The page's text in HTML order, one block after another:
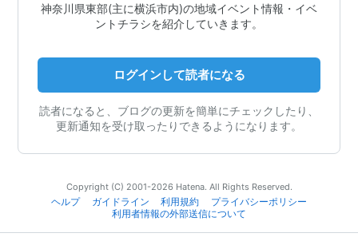
神奈川県東部(主に横浜市内)の地域イベント情報・イベ
ントチラシを紹介していきます。
ログインして読者になる
読者になると、ブログの更新を簡単にチェックしたり、
更新通知を受け取ったりできるようになります。
Copyright (C) 2001-2026 Hatena. All Rights Reserved.
ヘルプ
ガイドライン 利用規約
プライバシーポリシー
利用者情報の外部送信について